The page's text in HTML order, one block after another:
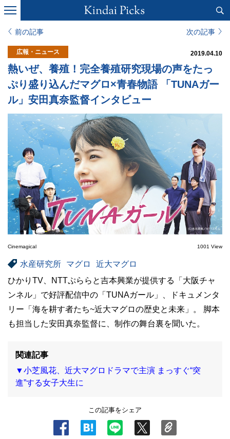
前の記事 次の記事
広報・ニュース 2019.04.10
熱いぜ、養殖！完全養殖研究現場の声をたっ
ぷり盛り込んだマグロ×青春物語 「TUNAガー
ル」安田真奈監督インタビュー
Cinemagical 1001 View
水産研究所 マグロ
近大マグロ
ひかりTV、NTTぷららと吉本興業が提供する「大阪チャ
ンネル」で好評配信中の「TUNAガール」、ドキュメンタ
リー「海を耕す者たち~近大マグロの歴史と未来」。 脚本
も担当した安田真奈監督に、制作の舞台裏を聞いた。
関連記事
▼小芝風花、近大マグロドラマで主演 まっすぐ“突
進”する女子大生に
この記事をシェア